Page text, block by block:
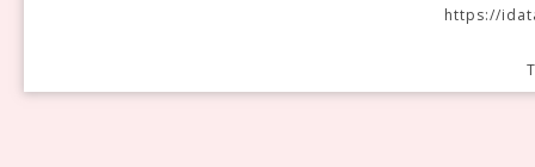
https://